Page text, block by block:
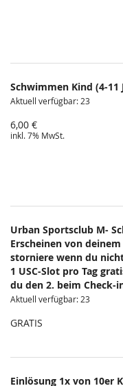
Schwimmen Kind (4-11
Aktuell verfügbar: 23
6,00 €
inkl. 7% MwSt.
Urban Sportsclub M-
Erscheinen von
storniere wenn du
1 USC-Slot pro Tag
du den 2. beim Check-
Aktuell verfügbar: 23
GRATIS
Einlösung 1x von 10er